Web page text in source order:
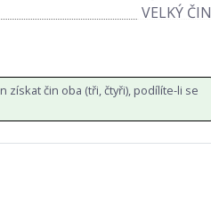
VELKÝ ČIN
získat čin oba (tři, čtyři), podílíte-li se